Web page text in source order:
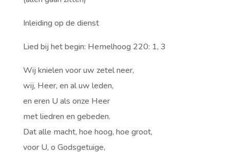
Inleiding op de dienst
Lied bij het begin: Hemelhoog 220: 1, 3
Wij knielen voor uw zetel neer,
wij, Heer, en al uw leden,
en eren U als onze Heer
met liedren en gebeden.
Dat alle macht, hoe hoog, hoe groot,
voor U, o Godsgetuige,